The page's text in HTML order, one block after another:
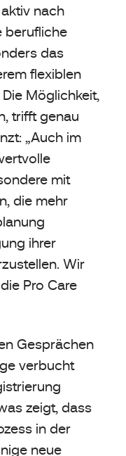
nach
berufliche
das
flexiblen
Möglichkeit,
trifft genau
„Auch im
mit
die mehr
ihrer
Wir
Pro Care
Gesprächen
verbucht
zeigt, dass
in der
neue